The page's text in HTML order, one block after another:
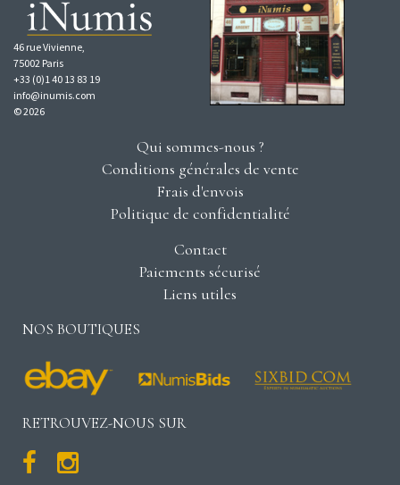
46 rue Vivienne,
75002 Paris
+33 (0)1 40 13 83 19
info@inumis.com
© 2026
Qui sommes-nous ?
Conditions générales de vente
Frais d'envois
Politique de confidentialité
Contact
Paiements sécurisé
Liens utiles
NOS BOUTIQUES
RETROUVEZ-NOUS SUR